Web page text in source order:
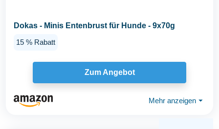
Dokas - Minis Entenbrust für Hunde - 9x70g
15 % Rabatt
Zum Angebot
Mehr anzeigen ⏷